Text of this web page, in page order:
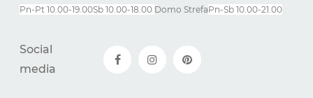
Pn-Pt 10.00-19.00Sb 10.00-18.00 Domo StrefaPn-Sb 10.00-21.00
Social
media